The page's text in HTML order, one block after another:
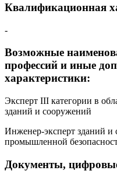
Квалификационная
-
Возможные
профессий и иные
характеристики:
Эксперт III категории в
зданий и сооружений
Инженер-эксперт зданий и
промышленной
Документы,